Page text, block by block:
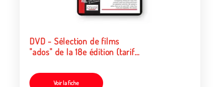
DVD - Sélection de films
"ados" de la 18e édition (tarif
Voir la fiche